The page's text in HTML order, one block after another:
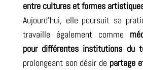
entre cultures et formes
Aujourd’hui, elle poursuit sa
travaille également comme
pour différentes institutions du
prolongeant son désir de partage